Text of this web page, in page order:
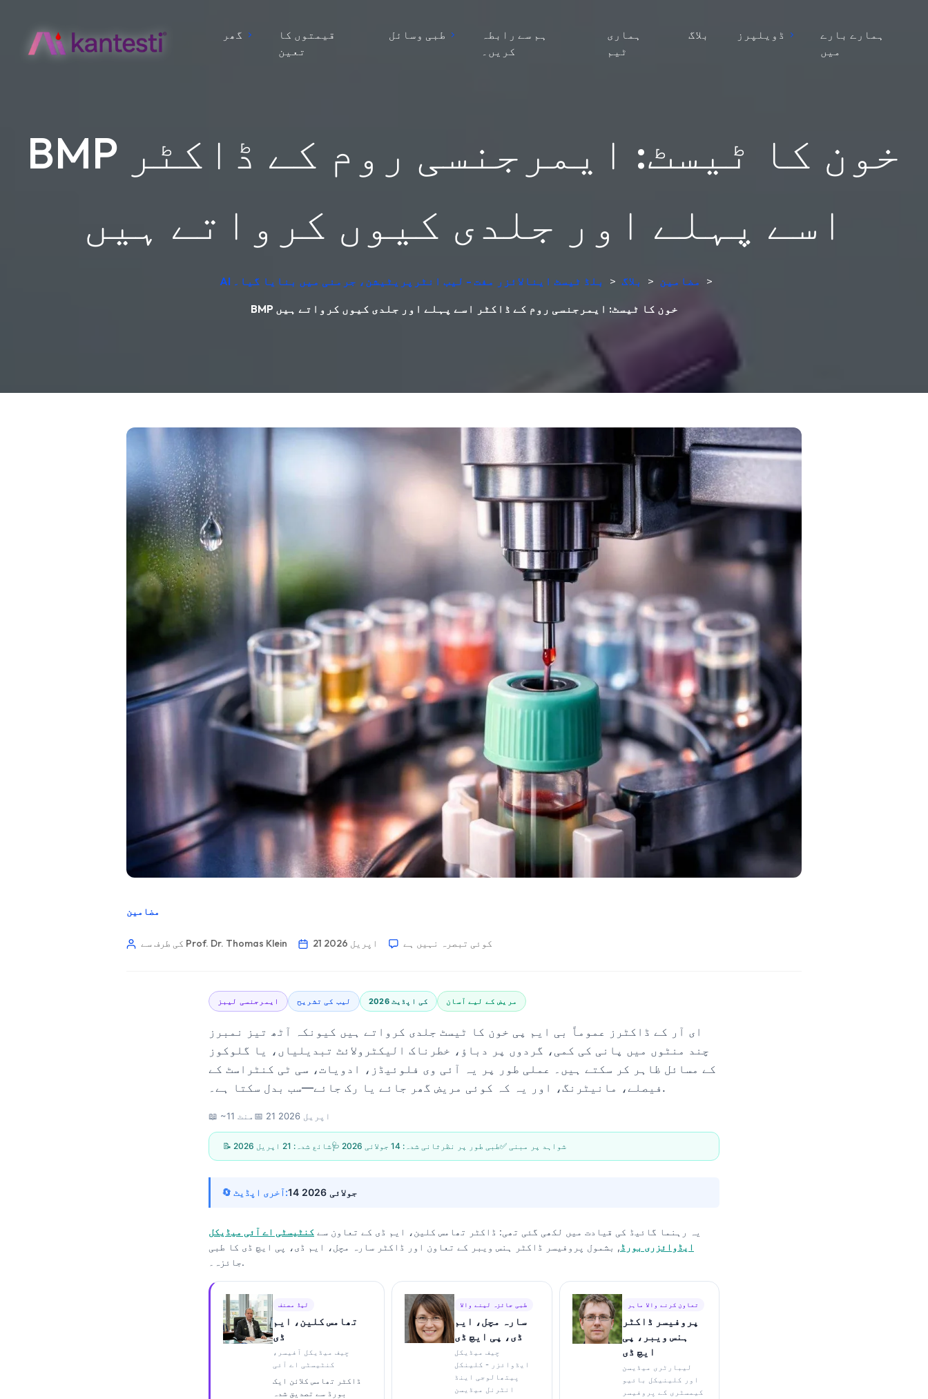
گھر
قیمتوں کا
تعین
طبی وسائل
ہم سے رابطہ
کریں۔
ہماری
ٹیم
بلاگ ڈویلپرز
ہمارے بارے
میں
BMP خون کا ٹیسٹ: ایمرجنسی روم کے ڈاکٹر
اسے پہلے اور جلدی کیوں کرواتے ہیں
AI بلڈ ٹیسٹ اینالائزر مفت - لیب انٹرپریٹیشن، جرمنی میں بنایا گیا۔ > بلاگ > مضامین >
BMP خون کا ٹیسٹ: ایمرجنسی روم کے ڈاکٹر اسے پہلے اور جلدی کیوں کرواتے ہیں
مضامین
کی طرف سے Prof. Dr. Thomas Klein 21 اپریل 2026 کوئی تبصرہ نہیں ہے
ایمرجنسی لیبز لیب کی تشریح 2026 کی اپڈیٹ مریض کے لیے آسان
ای آر کے ڈاکٹرز عموماً بی ایم پی خون کا ٹیسٹ جلدی کرواتے ہیں کیونکہ آٹھ تیز نمبرز
چند منٹوں میں پانی کی کمی، گردوں پر دباؤ، خطرناک الیکٹرولائٹ تبدیلیاں، یا گلوکوز
کے مسائل ظاہر کر سکتے ہیں۔ عملی طور پر یہ آئی وی فلوئیڈز، ادویات، سی ٹی کنٹراسٹ کے
فیصلے، مانیٹرنگ، اور یہ کہ کوئی مریض گھر جائے یا رک جائے—سب بدل سکتا ہے۔.
📖 ~11 منٹ 📅 21 اپریل 2026
📝 شائع شدہ: 21 اپریل 2026 🩺 طبی طور پر نظرثانی شدہ: 14 جولائی 2026 ✅ شواہد پر مبنی
🔄 آخری اپڈیٹ: 14 جولائی 2026
یہ رہنما گائیڈ کی قیادت میں لکھی گئی تھی: ڈاکٹر تھامس کلین، ایم ڈی کے تعاون سے کنٹیسٹی اے آئی میڈیکل
ایڈوائزری بورڈ, بشمول پروفیسر ڈاکٹر ہنس ویبر کے تعاون اور ڈاکٹر سارہ مچل، ایم ڈی، پی ایچ ڈی کا طبی
جائزہ۔.
لیڈ مصنف
تھامس کلین، ایم
ڈی
چیف میڈیکل آفیسر،
کنٹیسٹی اے آئی
ڈاکٹر تھامس کلائن ایک
بورڈ سے تصدیق شدہ
طبی جائزہ لینے والا
سارہ مچل، ایم
ڈی، پی ایچ ڈی
چیف میڈیکل
ایڈوائزر - کلینکل
پیتھالوجی اینڈ
انٹرنل میڈیسن
تعاون کرنے والا ماہر
پروفیسر ڈاکٹر
ہنس ویبر، پی
ایچ ڈی
لیبارٹری میڈیسن
اور کلینیکل بائیو
کیمسٹری کے پروفیسر